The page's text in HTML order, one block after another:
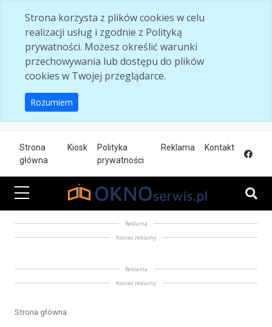
Strona korzysta z plików cookies w celu
realizacji usług i zgodnie z Polityką
prywatności. Możesz określić warunki
przechowywania lub dostępu do plików
cookies w Twojej przeglądarce.
Rozumiem
Strona
główna
Kiosk
Polityka
prywatności
Reklama Kontakt
Reklama
Koniec reklamy
Reklama
Koniec reklamy
Strona główna